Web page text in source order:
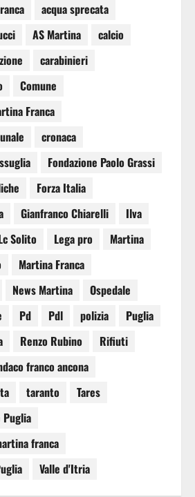
acqua sprecata
AS Martina
calcio
carabinieri
Comune
Franca
cronaca
Fondazione Paolo Grassi
Forza Italia
Gianfranco Chiarelli
Ilva
Solito Lega pro
Martina
Martina Franca
News Martina
Ospedale
Pd Pdl polizia
Puglia
Renzo Rubino
Rifiuti
franco ancona
taranto
Tares
franca
Valle d'Itria